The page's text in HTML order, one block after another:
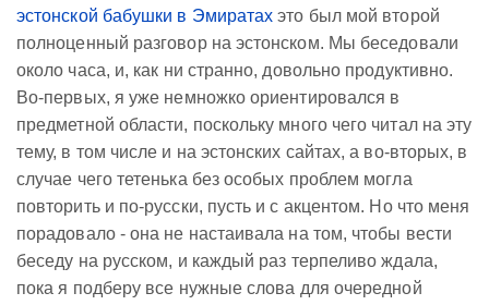
эстонской бабушки в Эмиратах это был мой второй
полноценный разговор на эстонском. Мы беседовали
около часа, и, как ни странно, довольно продуктивно.
Во-первых, я уже немножко ориентировался в
предметной области, поскольку много чего читал на эту
тему, в том числе и на эстонских сайтах, а во-вторых, в
случае чего тетенька без особых проблем могла
повторить и по-русски, пусть и с акцентом. Но что меня
порадовало - она не настаивала на том, чтобы вести
беседу на русском, и каждый раз терпеливо ждала,
пока я подберу все нужные слова для очередной